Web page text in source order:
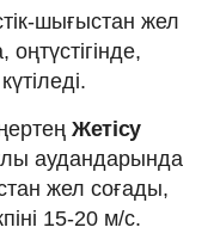
шығыстан жел
Жетісу
аудандарында
жел соғады,
15-20 м/с.